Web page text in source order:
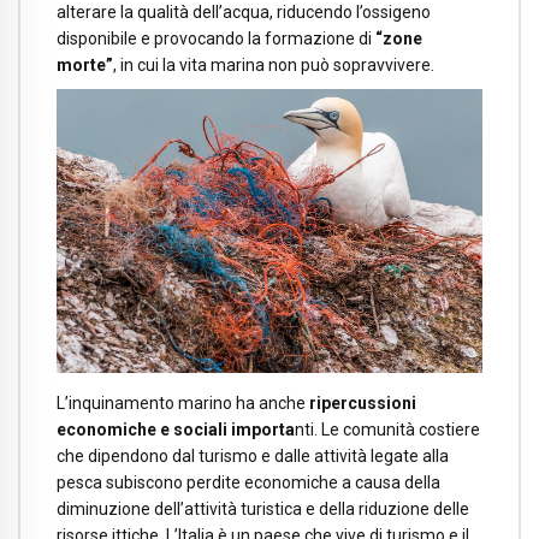
alterare la qualità dell’acqua, riducendo l’ossigeno
disponibile e provocando la formazione di “zone
morte”, in cui la vita marina non può sopravvivere.
L’inquinamento marino ha anche ripercussioni
economiche e sociali importanti. Le comunità costiere
che dipendono dal turismo e dalle attività legate alla
pesca subiscono perdite economiche a causa della
diminuzione dell’attività turistica e della riduzione delle